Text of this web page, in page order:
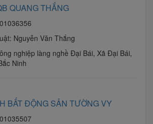
QUANG THẮNG
Nguyễn Văn Thắng
nghiệp làng nghề Đại Bái, Xã Đại Bái,
Ninh
BẤT ĐỘNG SẢN TƯỜNG VY